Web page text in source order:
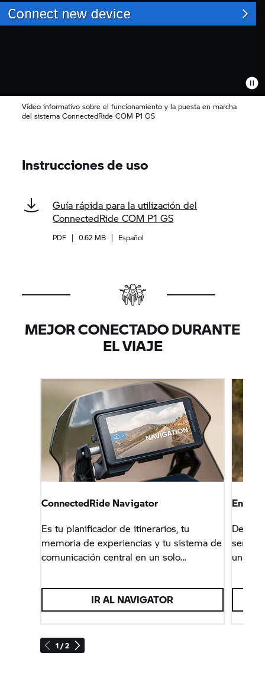
Vídeo informativo sobre el funcionamiento y la puesta en marcha
del sistema ConnectedRide COM P1 GS
Instrucciones de uso
Guía rápida para la utilización del
ConnectedRide COM P1 GS
PDF | 0.62 MB | Español
MEJOR CONECTADO DURANTE
EL VIAJE
1 / 2
ConnectedRide Navigator
Es tu planificador de itinerarios, tu
memoria de experiencias y tu sistema de
comunicación central en un solo
más que del trayecto en sí.
IR AL NAVIGATOR
serie
una